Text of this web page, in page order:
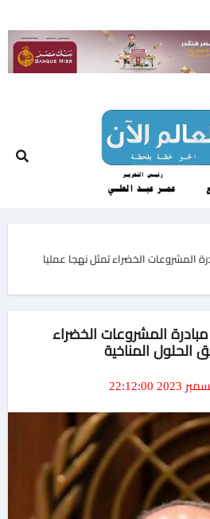
المشروعات الخضراء تمثل نهجا عمليا
المشروعات الخضراء